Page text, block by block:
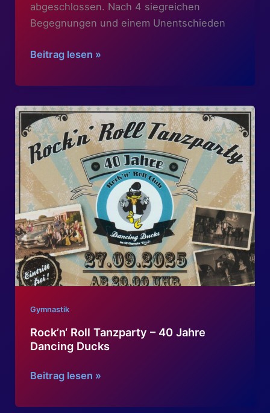
abgeschlossen. Nach 4 siegreichen
Begegnungen und einem Unentschieden
Stolze
Bilanz
der
Herren
40
Beitrag lesen »
Gymnastik
Rock’n‘ Roll Tanzparty – 40 Jahre
Dancing Ducks
Rock’n‘
Tanzparty
Beitrag lesen »